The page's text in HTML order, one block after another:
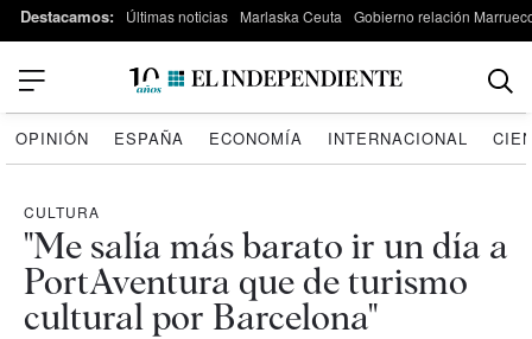
Destacamos: Últimas noticias Marlaska Ceuta Gobierno relación
OPINIÓN ESPAÑA ECONOMÍA INTERNACIONAL
CULTURA
"Me salía más barato ir un día a
PortAventura que de turismo
cultural por Barcelona"